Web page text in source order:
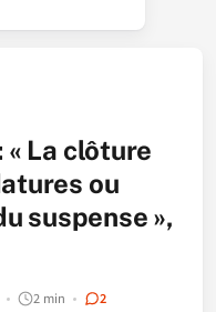
La clôture
ou
suspense »,
2 min 2